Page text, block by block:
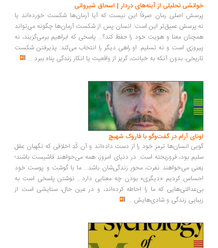
تحلیلی از آینه‌های دردار | اسحاق شیروانی
اصلی رمان صرفاً این نیست که آیا آرمان‌ها شکست خورده‌اند یا
عمیق‌تر این است: انسان پس از شکست آرمان‌ها چگونه می‌تواند
معنا و هویت خود را حفظ کند؟... پاسخی که ابراهیم برمی‌گزیند، نه
است و نه تسلیم. او راهی دیگر را انتخاب می‌کند: پذیرفتن شکست
بدون آنکه به خیانت، گریز از واقعیت یا انکار زندگی پناه ببرد...
آرام در گفت‌وگو با فاروک شهیچ‭
انسان‌ها ترمزِ خود را از دست داده‌اند و آن کُدِ اخلاقی که نگهبان عقل
بود، فروریخته است. در دنیای امروز، همه می‌خواهند فاشیست باشند؛
می‌خواهند نفرت، محورِ زندگی‌شان باشد... ما با گوشت و پوست خود
کردیم «دیگری» بودن چه معنایی دارد... نوشتن پاسخی است به
که ما را احاطه کرده‌اند، و در عین حال، ستایشی است از
زندگی و شادی‌هایش...